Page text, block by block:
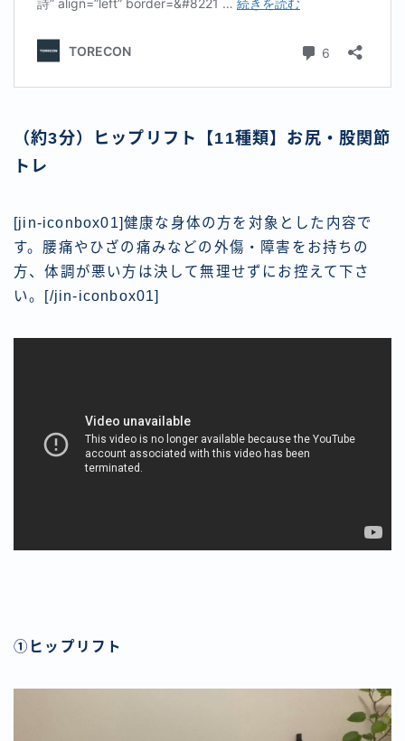
（約3分）ヒップリフト【11種類】お尻・股関節
トレ
[jin-iconbox01]健康な身体の方を対象とした内容で
す。腰痛やひざの痛みなどの外傷・障害をお持ちの
方、体調が悪い方は決して無理せずにお控えて下さ
い。[/jin-iconbox01]
①ヒップリフト